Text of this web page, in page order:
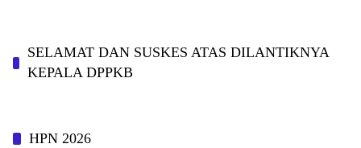
SELAMAT DAN SUSKES ATAS DILANTIKNYA
KEPALA DPPKB
HPN 2026